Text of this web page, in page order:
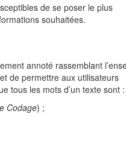
de se poser le plus
souhaitées.
annoté rassemblant
de permettre aux utilisateurs
tous les mots d’un texte sont :
Codage) ;